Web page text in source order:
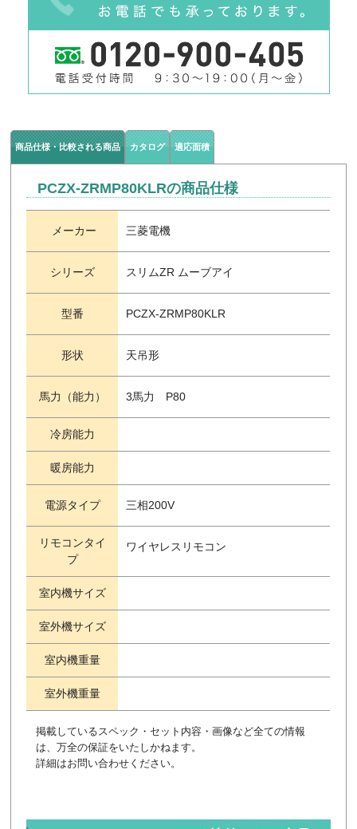
商品仕様・比較される商品 カタログ 適応面積
PCZX-ZRMP80KLRの商品仕様
メーカー 三菱電機
シリーズ スリムZR ムーブアイ
型番 PCZX-ZRMP80KLR
形状 天吊形
馬力（能力） 3馬力 P80
冷房能力
暖房能力
電源タイプ 三相200V
リモコンタイ
プ
ワイヤレスリモコン
室内機サイズ
室外機サイズ
室内機重量
室外機重量
掲載しているスペック・セット内容・画像など全ての情報
は、万全の保証をいたしかねます。
詳細はお問い合わせください。